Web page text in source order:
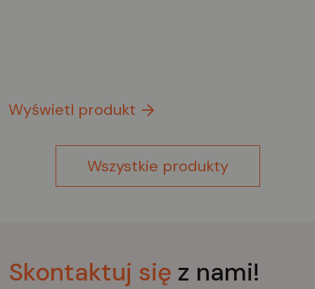
Wyświetl produkt
Wszystkie produkty
Skontaktuj się z nami!